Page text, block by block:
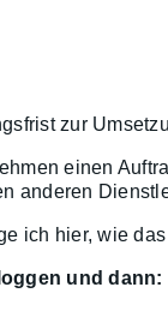
zur
einen
anderen
ich hier, wie das
und dann: